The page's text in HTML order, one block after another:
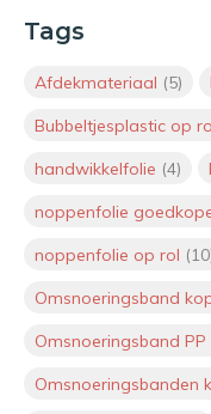
Tags
Afdekmateriaal (5)
Bubbeltjesplastic op
handwikkelfolie (4)
noppenfolie
noppenfolie op rol
Omsnoeringsband
Omsnoeringsband PP
Omsnoeringsbanden